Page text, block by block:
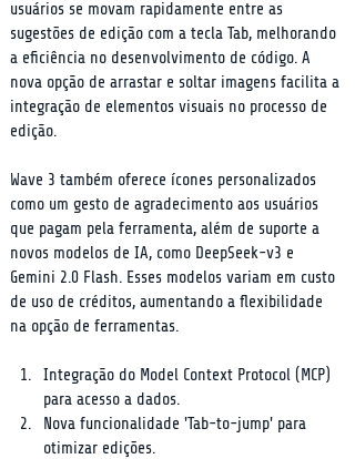
usuários se movam rapidamente entre as
sugestões de edição com a tecla Tab, melhorando
a eficiência no desenvolvimento de código. A
nova opção de arrastar e soltar imagens facilita a
integração de elementos visuais no processo de
edição.
Wave 3 também oferece ícones personalizados
como um gesto de agradecimento aos usuários
que pagam pela ferramenta, além de suporte a
novos modelos de IA, como DeepSeek-v3 e
Gemini 2.0 Flash. Esses modelos variam em custo
de uso de créditos, aumentando a flexibilidade
na opção de ferramentas.
Integração do Model Context Protocol (MCP)
para acesso a dados.
Nova funcionalidade 'Tab-to-jump' para
otimizar edições.